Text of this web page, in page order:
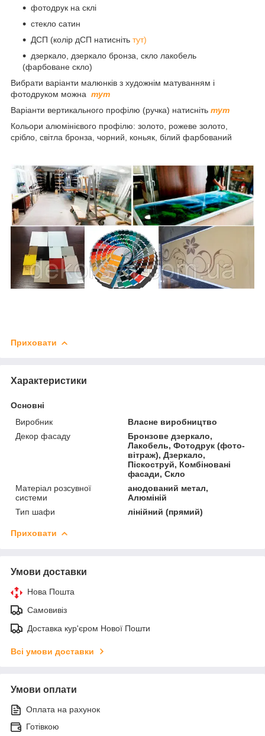
фотодрук на склі
стекло сатин
ДСП (колір дСП натисніть тут)
дзеркало, дзеркало бронза, скло лакобель
(фарбоване скло)
Вибрати варіанти малюнків з художнім матуванням і
фотодруком можна тут
Варіанти вертикального профілю (ручка) натисніть тут
Кольори алюмінієвого профілю: золото, рожеве золото,
срібло, світла бронза, чорний, коньяк, білий фарбований
Приховати
Характеристики
Основні
Виробник
Власне виробництво
Декор фасаду
Бронзове дзеркало,
Лакобель, Фотодрук (фото-
вітраж), Дзеркало,
Піскоструй, Комбіновані
фасади, Скло
Матеріал розсувної
системи
анодований метал,
Алюміній
Тип шафи
лінійний (прямий)
Приховати
Умови доставки
Нова Пошта
Самовивіз
Доставка кур'єром Нової Пошти
Всі умови доставки
Умови оплати
Оплата на рахунок
Готівкою